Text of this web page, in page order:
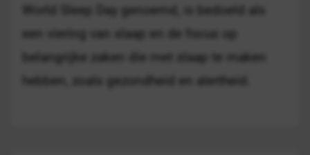
World Sleep Day genoemd, is bedoeld als
een viering van slaap en de focus op
belangrijke zaken die met slaap te maken
hebben, zoals gezondheid en alertheid.